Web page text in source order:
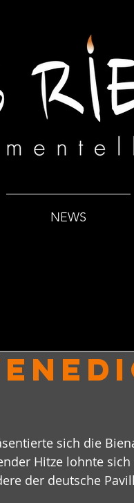
NEWS
sich die
Hitze lohnte sich
der deutsche